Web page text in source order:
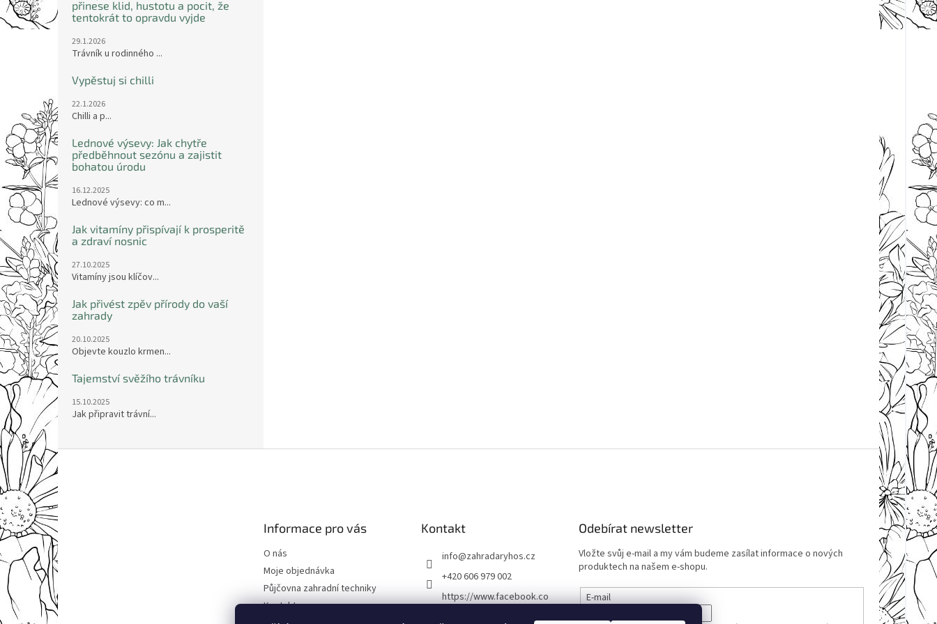
přinese klid, hustotu a pocit, že
tentokrát to opravdu vyjde
29.1.2026
Trávník u rodinného ...
Vypěstuj si chilli
22.1.2026
Chilli a p...
Lednové výsevy: Jak chytře
předběhnout sezónu a zajistit
bohatou úrodu
16.12.2025
Lednové výsevy: co m...
Jak vitamíny přispívají k prosperitě
a zdraví nosnic
27.10.2025
Vitamíny jsou klíčov...
Jak přivést zpěv přírody do vaší
zahrady
20.10.2025
Objevte kouzlo krmen...
Tajemství svěžího trávníku
15.10.2025
Jak připravit trávní...
Z
á
p
a
t
í
Informace pro vás
O nás
Moje objednávka
Půjčovna zahradní techniky
Kontakty
Kontakt
info@zahradaryhos.cz
+420 606 979 002
https://www.facebook.co
Odebírat newsletter
Vložte svůj e-mail a my vám budeme zasílat informace o nových
produktech na našem e-shopu.
E-mail